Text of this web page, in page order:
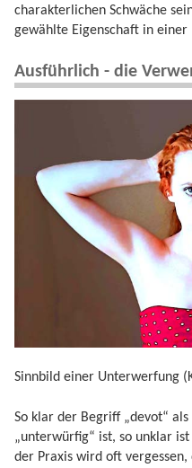
charakterlichen Schwäche
gewählte Eigenschaft in einer
Ausführlich - die
Sinnbild einer Unterwerfung
So klar der Begriff „devot“
„unterwürfig“ ist, so unklar
der Praxis wird oft vergessen,